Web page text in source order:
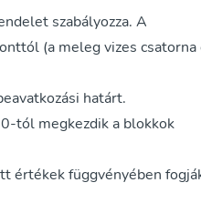
szabályozza. A
(a meleg vizes csatorna
határt.
tól megkezdik a blokkok
értékek függvényében